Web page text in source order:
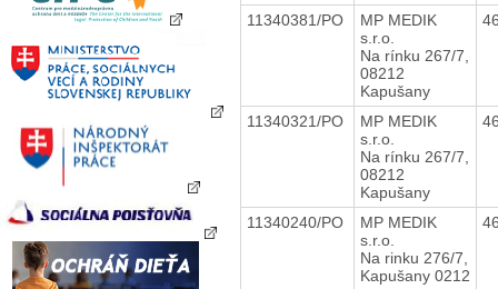
11340381/PO
MP MEDIK
s.r.o.
Na rínku 267/7,
08212
Kapušany
11340321/PO
MP MEDIK
s.r.o.
Na rínku 267/7,
08212
Kapušany
11340240/PO
MP MEDIK
s.r.o.
Na rinku 276/7,
Kapušany 0212